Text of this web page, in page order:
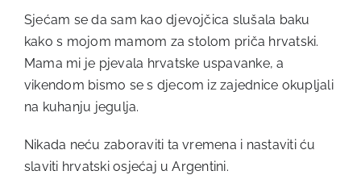
Sjećam se da sam kao djevojčica slušala baku
kako s mojom mamom za stolom priča hrvatski.
Mama mi je pjevala hrvatske uspavanke, a
vikendom bismo se s djecom iz zajednice okupljali
na kuhanju jegulja.
Nikada neću zaboraviti ta vremena i nastaviti ću
slaviti hrvatski osjećaj u Argentini.